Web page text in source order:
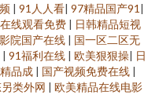
| 91人人看| 97精品国产91 |
线观看免费 | 日韩精品短视
院国产在线 | 国一区二区无
| 91福利在线 | 欧美狠狠操| 日
品成 | 国产视频免费在线 |
类外网 | 欧美精品在线电影